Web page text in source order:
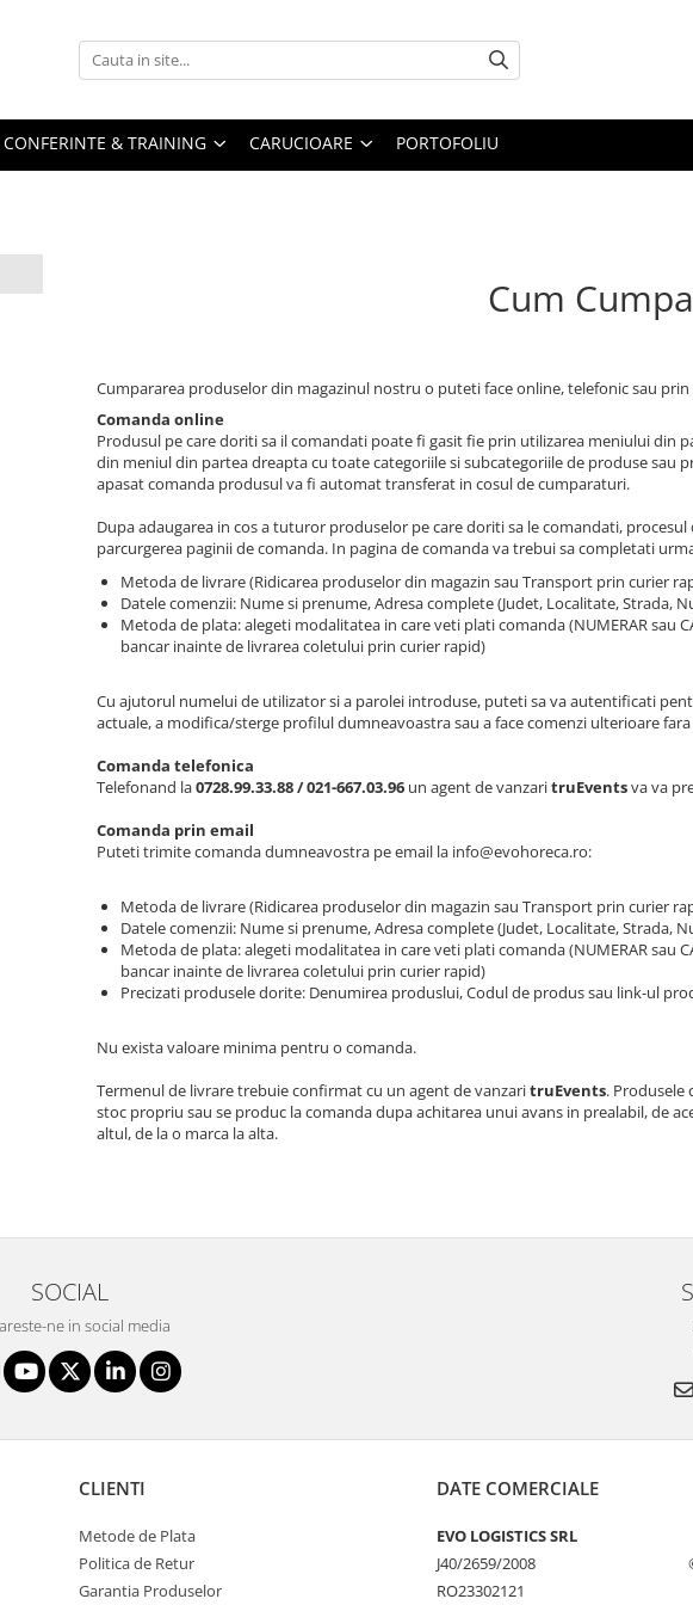
CONFERINTE & TRAINING CARUCIOARE PORTOFOLIU
Cum
Cumpararea produselor din magazinul nostru o puteti face online, telefonic sau prin
Comanda online
Produsul pe care doriti sa il comandati poate fi gasit fie prin utilizarea meniului din
din meniul din partea dreapta cu toate categoriile si subcategoriile de produse sau
apasat comanda produsul va fi automat transferat in cosul de cumparaturi.
Dupa adaugarea in cos a tuturor produselor pe care doriti sa le comandati,
parcurgerea paginii de comanda. In pagina de comanda va trebui sa completati
Metoda de livrare (Ridicarea produselor din magazin sau Transport prin curier
Datele comenzii: Nume si prenume, Adresa complete (Judet, Localitate, Strada,
Metoda de plata: alegeti modalitatea in care veti plati comanda (NUMERAR sau
bancar inainte de livrarea coletului prin curier rapid)
Cu ajutorul numelui de utilizator si a parolei introduse, puteti sa va autentificati
actuale, a modifica/sterge profilul dumneavoastra sau a face comenzi ulterioare
Comanda telefonica
Telefonand la0728.99.33.88 / 021-667.03.96 un agent de vanzaritruEventsva va
Comanda prin email
Puteti trimite comanda dumneavostra pe email la info@evohoreca.ro:
Metoda de livrare (Ridicarea produselor din magazin sau Transport prin curier
Datele comenzii: Nume si prenume, Adresa complete (Judet, Localitate, Strada,
Metoda de plata: alegeti modalitatea in care veti plati comanda (NUMERAR sau
bancar inainte de livrarea coletului prin curier rapid)
Precizati produsele dorite: Denumirea produslui, Codul de produs sau link-ul
Nu exista valoare minima pentru o comanda.
Termenul de livrare trebuie confirmat cu un agent de vanzaritruEvents. Produsele
stoc propriu sau se produc la comanda dupa achitarea unui avans in prealabil, de
altul, de la o marca la alta.
SOCIAL
ne in social media
CLIENTI
Metode de Plata
Politica de Retur
Garantia Produselor
DATE COMERCIALE
EVO LOGISTICS SRL
J40/2659/2008
RO23302121